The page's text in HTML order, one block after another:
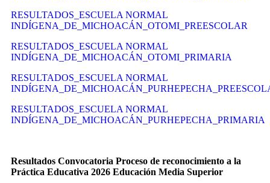
RESULTADOS_ESCUELA NORMAL
INDÍGENA_DE_MICHOACÁN_OTOMI_PREESCOLAR
RESULTADOS_ESCUELA NORMAL
INDÍGENA_DE_MICHOACÁN_OTOMI_PRIMARIA
RESULTADOS_ESCUELA NORMAL
RESULTADOS_ESCUELA NORMAL
INDÍGENA_DE_MICHOACÁN_PURHEPECHA_PRIMARIA
Resultados Convocatoria Proceso de reconocimiento a la
Práctica Educativa 2026 Educación Media Superior